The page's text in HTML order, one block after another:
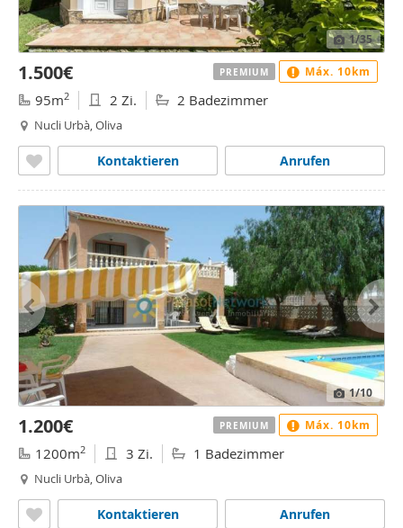
1/35
1.500€
95m2 2 Zi. 2 Badezimmer
Nucli Urbà, Oliva
Anrufen
Kontaktieren
PREMIUM Máx. 10km
1/10
1.200€
1200m2 3 Zi. 1 Badezimmer
Nucli Urbà, Oliva
Anrufen
Kontaktieren
PREMIUM Máx. 10km